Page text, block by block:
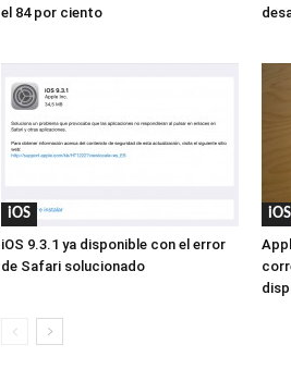
el 84 por ciento
iOS
iOS 9.3.1 ya disponible con el error
de Safari solucionado
iOS